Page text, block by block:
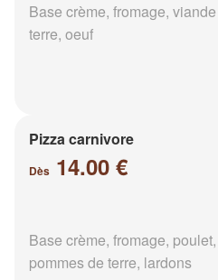
Base crème, fromage,
terre, oeuf
Pizza carnivore
Dès 14.00 €
Base crème, fromage,
pommes de terre, lardons